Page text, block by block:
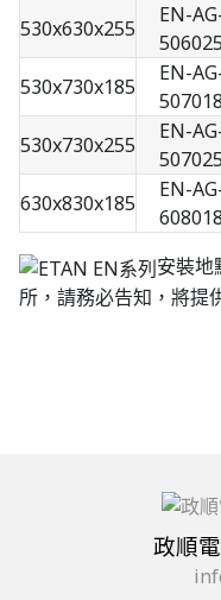
530x630x255
EN-
506025
530x730x185
EN-
507018
530x730x255
EN-
507025
630x830x185
EN-
608018
安裝地
所，請務必告知，將提
政順